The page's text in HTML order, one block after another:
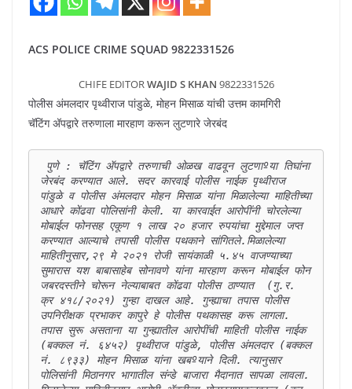
ACS POLICE CRIME SQUAD 9822331526
CHIFE EDITOR WAJID S KHAN 9822331526
पोलीस अंमलदार पृथ्वीराज पांडुळे, मोहन मिसाळ यांची उत्तम कामगिरी
चॅटिंग अ‍ॅपद्वारे तरुणाला मारहाण करून लुटणारे जेरबंद
जेरबंद करण्यात आले. सदर कारवाई पोलीस नाईक पृथ्वीराज
पांडुळे व पोलीस अंमलदार मोहन मिसाळ यांना मिळालेल्या माहितीच्या
आधारे कोंढवा पोलिसांनी केली. या कारवाईत आरोपींनी चोरलेल्या
मोबाईल फोनसह एकूण १ लाख २० हजार रुपयांचा मुद्देमाल जप्त
करण्यात आल्याचे तपासी पोलीस पथकाने सांगितले.मिळालेल्या
माहितीनुसार,२९ मे २०२१ रोजी सायंकाळी ५.४५ वाजण्याच्या
सुमारास यश बाबासाहेब सोनावणे यांना मारहाण करून मोबाईल फोन
जबरदस्तीने चोरून नेल्याबाबत कोंढवा पोलीस ठाण्यात  (गु.र.
क्र ४१८/२०२१) गुन्हा दाखल आहे. गुन्ह्याचा तपास पोलीस
उपनिरीक्षक प्रभाकर कापुरे हे पोलीस पथकासह करू लागला.
तपास सुरू असताना या गुन्ह्यातील आरोपींची माहिती पोलीस नाईक
(बक्कल नं. ६४५२) पृथ्वीराज पांडुळे, पोलीस अंमलदार (बक्कल
नं. ८९३३) मोहन मिसाळ यांना खबºयाने दिली. त्यानुसार
पोलिसांनी मिठानगर भागातील संन्डे बाजारा मैदानात सापळा लावला.